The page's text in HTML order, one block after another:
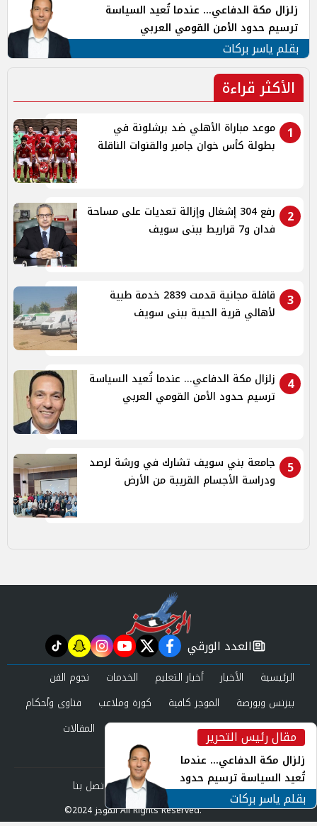
زلزال مكة الدفاعي... عندما تُعيد السياسة
ترسيم حدود الأمن القومي العربي
بقلم ياسر بركات
الأكثر قراءة
1
موعد مباراة الأهلي ضد برشلونة في
بطولة كأس خوان جامبر والقنوات الناقلة
2
رفع 304 إشغال وإزالة تعديات على مساحة
فدان و7 قراريط ببنى سويف
3
قافلة مجانية قدمت 2839 خدمة طبية
لأهالي قرية الحيبة ببنى سويف
4
زلزال مكة الدفاعي... عندما تُعيد السياسة
ترسيم حدود الأمن القومي العربي
5
جامعة بني سويف تشارك في ورشة لرصد
ودراسة الأجسام القريبة من الأرض
مقال رئيس التحرير
زلزال مكة الدفاعي... عندما
تُعيد السياسة ترسيم حدود
الأمن القومي العربي
بقلم ياسر بركات
newspaper
العدد الورقي facebook
twitter
youtube
instagram
snapchat
tiktok
الرئيسية الأخبار أخبار التعليم الخدمات
نجوم الفن
بيزنس وبورصة
الموجز كافية كورة وملاعب
فتاوى وأحكام
صحة وجمال
عرب وعالم حوادث ومحاكم
المقالات
العدد الورقي
من نحن
سياسة الخصوصية اتصل بنا
©2024 الموجز All Rights Reserved.